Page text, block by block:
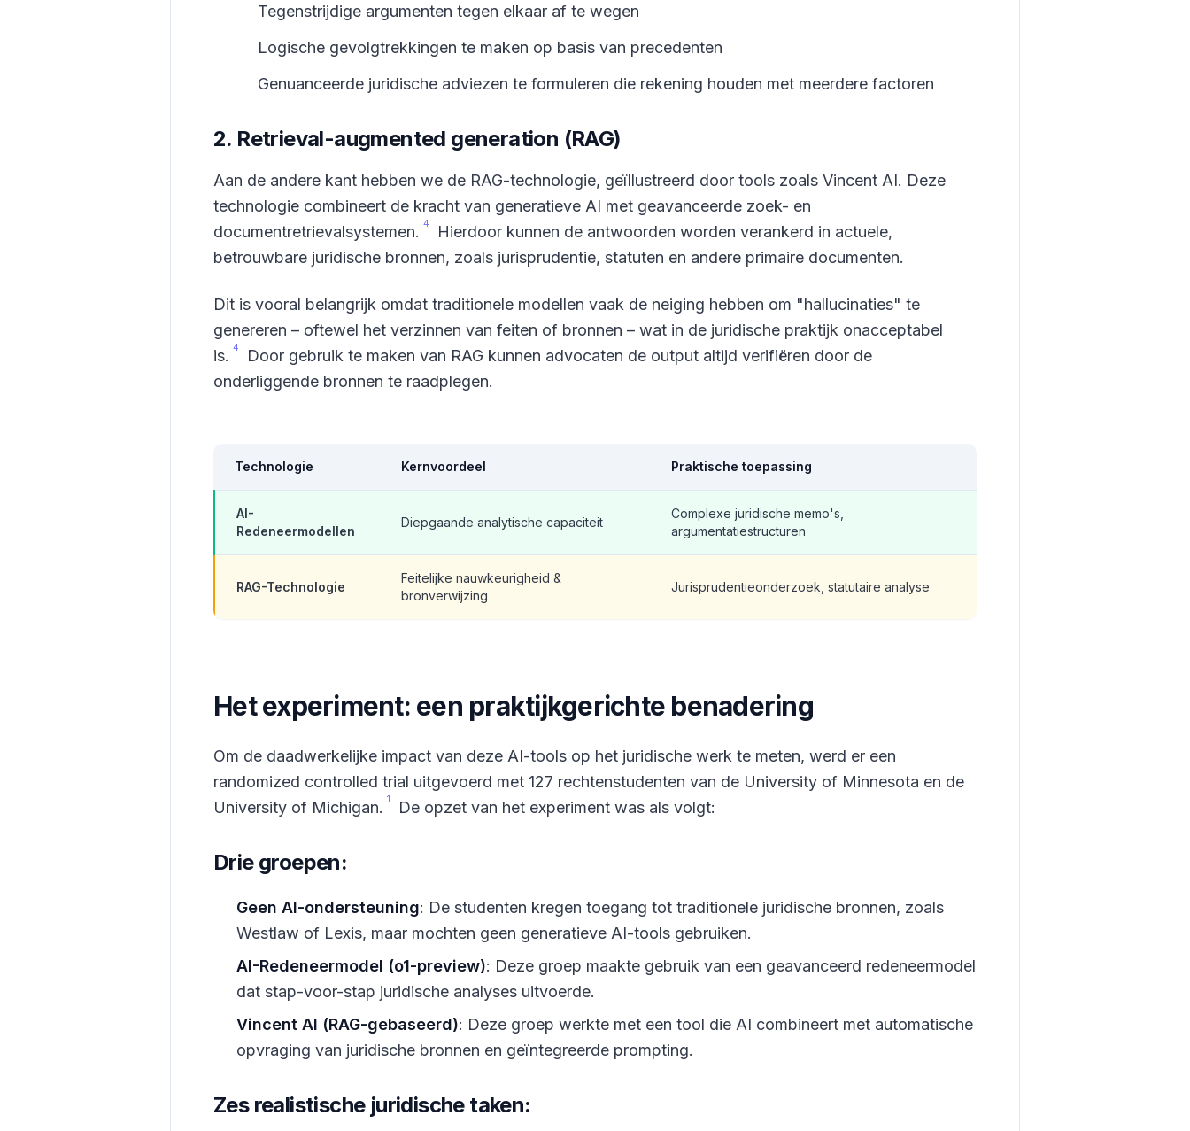
Tegenstrijdige argumenten tegen elkaar af te wegen
Logische gevolgtrekkingen te maken op basis van precedenten
Genuanceerde juridische adviezen te formuleren die rekening houden met meerdere factoren
2. Retrieval-augmented generation (RAG)
Aan de andere kant hebben we de RAG-technologie, geïllustreerd door tools zoals Vincent AI. Deze
technologie combineert de kracht van generatieve AI met geavanceerde zoek- en
documentretrievalsystemen. 4
Hierdoor kunnen de antwoorden worden verankerd in actuele,
betrouwbare juridische bronnen, zoals jurisprudentie, statuten en andere primaire documenten.
Dit is vooral belangrijk omdat traditionele modellen vaak de neiging hebben om "hallucinaties" te
genereren – oftewel het verzinnen van feiten of bronnen – wat in de juridische praktijk onacceptabel
is. 4
Door gebruik te maken van RAG kunnen advocaten de output altijd verifiëren door de
onderliggende bronnen te raadplegen.
Technologie Kernvoordeel Praktische toepassing
AI-
Redeneermodellen
Diepgaande analytische capaciteit
Complexe juridische memo's,
argumentatiestructuren
RAG-Technologie
Feitelijke nauwkeurigheid &
bronverwijzing
Jurisprudentieonderzoek, statutaire analyse
Het experiment: een praktijkgerichte benadering
Om de daadwerkelijke impact van deze AI-tools op het juridische werk te meten, werd er een
randomized controlled trial uitgevoerd met 127 rechtenstudenten van de University of Minnesota en de
University of Michigan. 1 De opzet van het experiment was als volgt:
Drie groepen:
Geen AI-ondersteuning: De studenten kregen toegang tot traditionele juridische bronnen, zoals
Westlaw of Lexis, maar mochten geen generatieve AI-tools gebruiken.
AI-Redeneermodel (o1-preview): Deze groep maakte gebruik van een geavanceerd redeneermodel
dat stap-voor-stap juridische analyses uitvoerde.
Vincent AI (RAG-gebaseerd): Deze groep werkte met een tool die AI combineert met automatische
opvraging van juridische bronnen en geïntegreerde prompting.
Zes realistische juridische taken: